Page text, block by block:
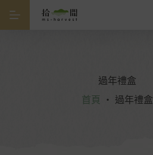
過年禮盒
首頁
・ 過年禮盒